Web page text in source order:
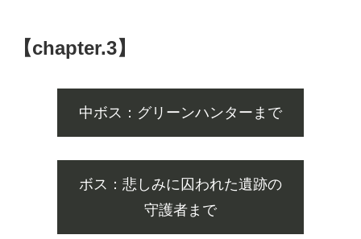
【chapter.3】
中ボス：グリーンハンターまで
ボス：悲しみに囚われた遺跡の
守護者まで